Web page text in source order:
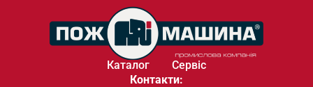
Каталог
Сервіс
Контакти: